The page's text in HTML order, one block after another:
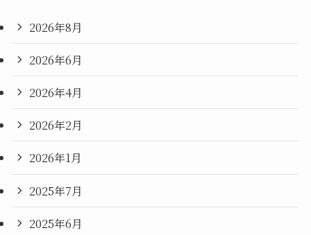
2026年8月
2026年6月
2026年4月
2026年2月
2026年1月
2025年7月
2025年6月